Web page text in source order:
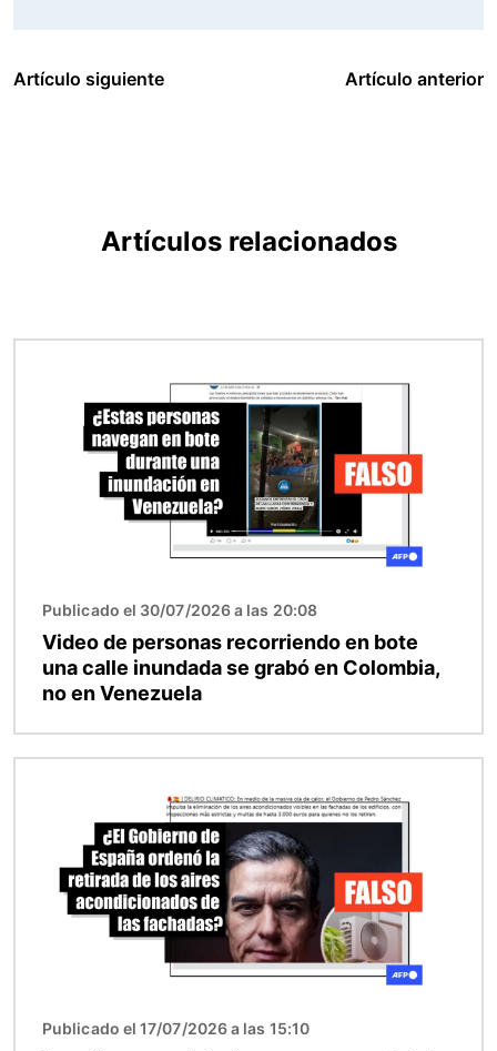
Artículo siguiente Artículo anterior
Artículos relacionados
Publicado el 30/07/2026 a las 20:08
Video de personas recorriendo en bote
una calle inundada se grabó en Colombia,
no en Venezuela
Publicado el 17/07/2026 a las 15:10